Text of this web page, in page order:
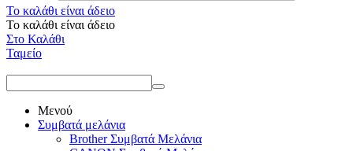
Το καλάθι είναι άδειο
Το καλάθι είναι άδειο
Στο Καλάθι
Ταμείο
Μενού
Συμβατά μελάνια
Brother Συμβατά Μελάνια